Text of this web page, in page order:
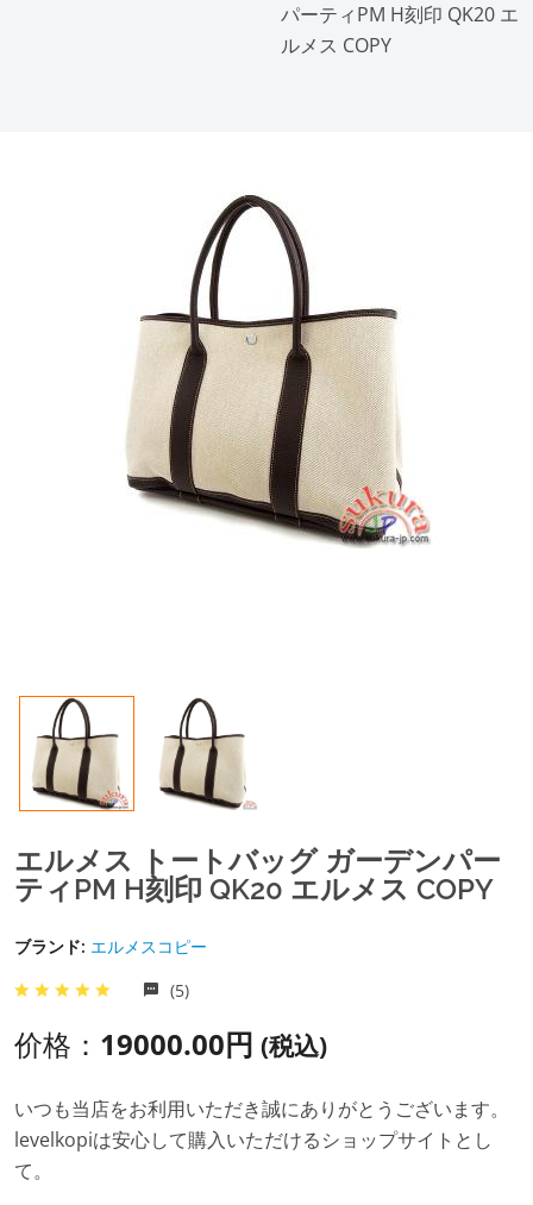
パーティPM H刻印 QK20 エ
ルメス COPY
エルメス トートバッグ ガーデンパー
ティPM H刻印 QK20 エルメス COPY
ブランド: エルメスコピー
(5)
价格： 19000.00円 (税込)
いつも当店をお利用いただき誠にありがとうございます。
levelkopiは安心して購入いただけるショップサイトとし
て。